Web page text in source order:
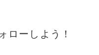
ローしよう！